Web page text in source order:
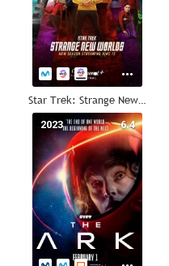
Star Trek: Strange New Worlds
6.4
2023